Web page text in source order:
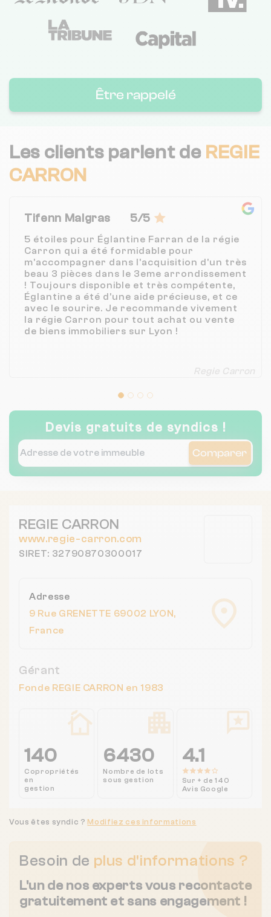
Être rappelé
Les clients parlent de REGIE
CARRON
Tifenn Malgras 5/5
5 étoiles pour Églantine Farran de la régie
Carron qui a été formidable pour
m'accompagner dans l'acquisition d'un très
beau 3 pièces dans le 3eme arrondissement
! Toujours disponible et très compétente,
Églantine a été d'une aide précieuse, et ce
avec le sourire. Je recommande vivement
la régie Carron pour tout achat ou vente
de biens immobiliers sur Lyon !
Regie Carron
Devis gratuits de syndics !
Comparer
REGIE CARRON
www.regie-carron.com
SIRET: 32790870300017
Adresse
9 Rue GRENETTE 69002 LYON,
France
Gérant
Fonde REGIE CARRON en 1983
140
Copropriétés
en
gestion
6430
Nombre de lots
sous gestion
4.1
Sur + de 140
Avis Google
Besoin de plus d'informations ?
L'un de nos experts vous recontacte
gratuitement et sans engagement !
Vous êtes syndic ? Modifiez ces informations